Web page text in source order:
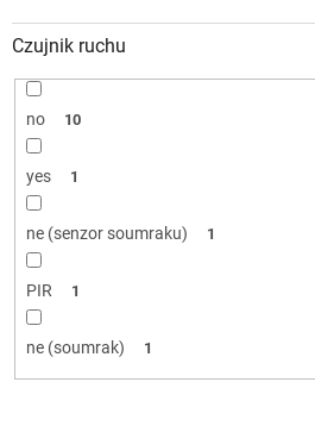
Czujnik ruchu
no 10
yes 1
ne (senzor soumraku) 1
PIR 1
ne (soumrak) 1